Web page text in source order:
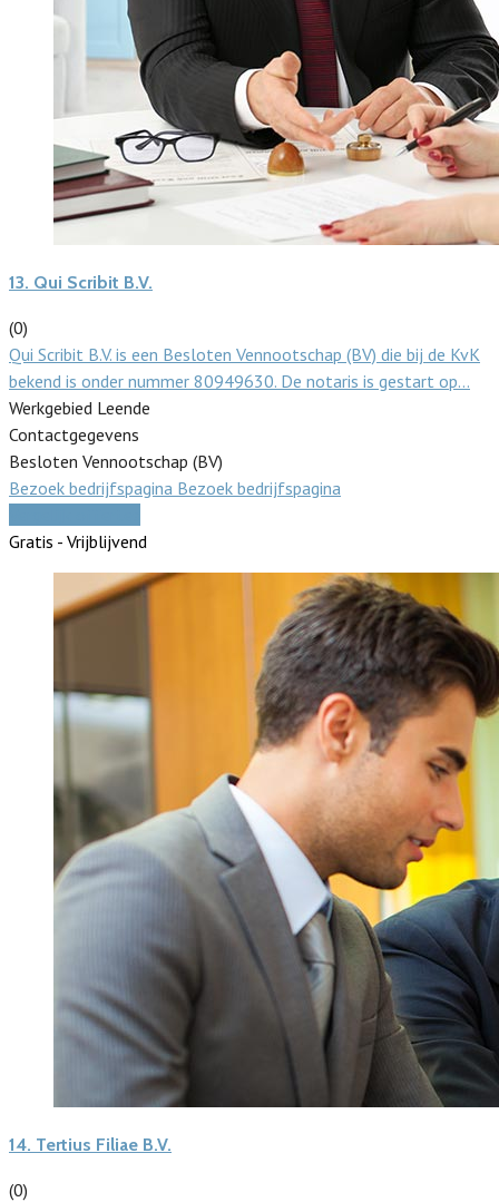
13. Qui Scribit B.V.
(0)
Qui Scribit B.V. is een Besloten Vennootschap (BV) die bij de KvK
bekend is onder nummer 80949630. De notaris is gestart op…
Werkgebied Leende
Contactgegevens
Besloten Vennootschap (BV)
Bezoek bedrijfspagina Bezoek bedrijfspagina
Gratis - Vrijblijvend
14. Tertius Filiae B.V.
(0)